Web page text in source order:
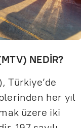
NEDİR?
Türkiye’de
her yıl
üzere iki